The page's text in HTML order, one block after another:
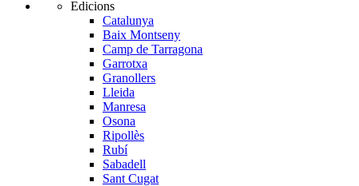
Edicions
Catalunya
Baix Montseny
Camp de Tarragona
Garrotxa
Granollers
Lleida
Manresa
Osona
Ripollès
Rubí
Sabadell
Sant Cugat